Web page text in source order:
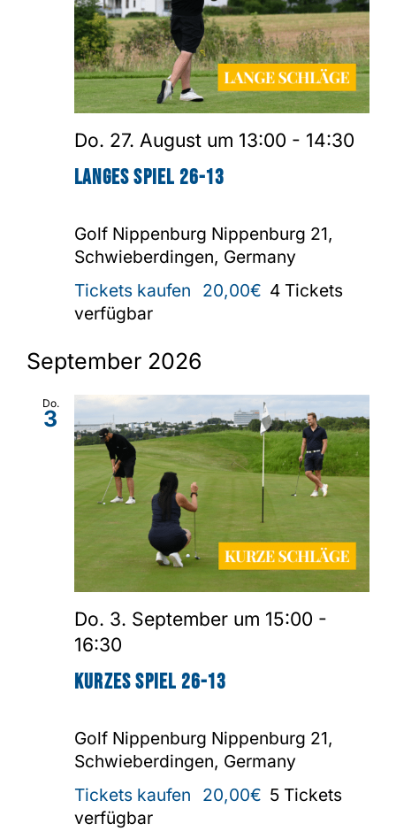
Langes Spiel 26-13
Do. 27. August um 13:00 - 14:30
Golf Nippenburg Nippenburg 21,
Schwieberdingen, Germany
Tickets kaufen
20,00€ 4 Tickets
verfügbar
September 2026
Do.
3
Kurzes Spiel 26-13
Do. 3. September um 15:00 -
16:30
Golf Nippenburg Nippenburg 21,
Schwieberdingen, Germany
Tickets kaufen
20,00€ 5 Tickets
verfügbar